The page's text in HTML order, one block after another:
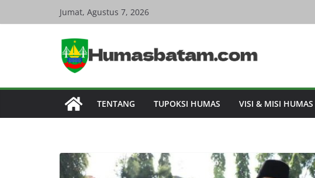
to
Jumat, Agustus 7, 2026
TENTANG TUPOKSI HUMAS VISI & MISI HUMAS